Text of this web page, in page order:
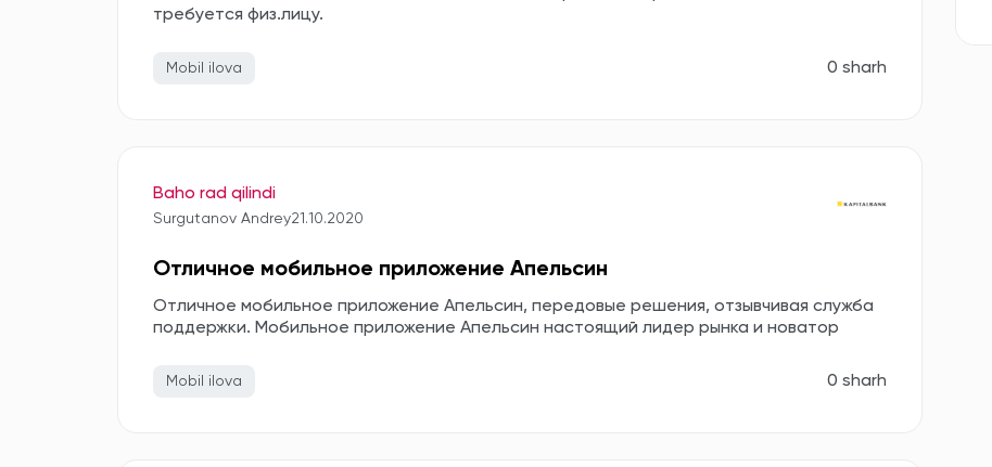
требуется физ.лицу.
Mobil ilova 0 sharh
Baho rad qilindi
Surgutanov Andrey21.10.2020
Отличное мобильное приложение Апельсин
Отличное мобильное приложение Апельсин, передовые решения, отзывчивая служба
поддержки. Мобильное приложение Апельсин настоящий лидер рынка и новатор
Mobil ilova 0 sharh